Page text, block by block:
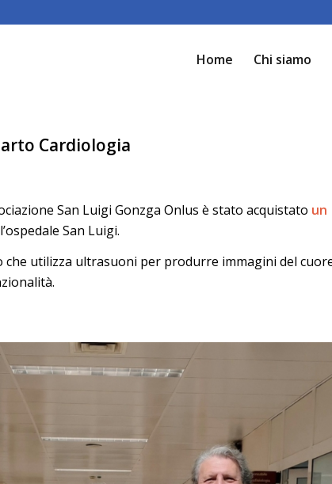
Home Chi siamo
Cardiologia
San Luigi Gonzga Onlus è stato acquistato un
San Luigi.
utilizza ultrasuoni per produrre immagini del